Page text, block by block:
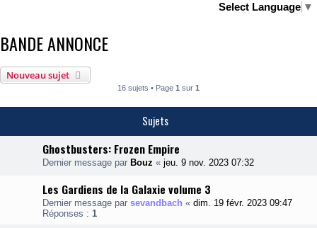
Select Language ▼
BANDE ANNONCE
Nouveau sujet
16 sujets • Page 1 sur 1
Sujets
Ghostbusters: Frozen Empire
Dernier message par Bouz « jeu. 9 nov. 2023 07:32
Les Gardiens de la Galaxie volume 3
Dernier message par sevandbach « dim. 19 févr. 2023 09:47
Réponses : 1